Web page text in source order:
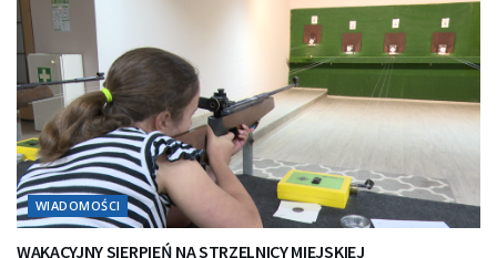
WIADOMOŚCI
WAKACYJNY SIERPIEŃ NA STRZELNICY MIEJSKIEJ